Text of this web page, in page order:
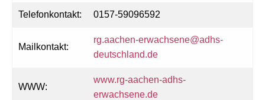
Telefonkontakt: 0157-59096592
Mailkontakt:
rg.aachen-erwachsene@adhs-
deutschland.de
WWW:
www.rg-aachen-adhs-
erwachsene.de